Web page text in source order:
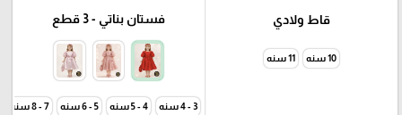
قاط ولادي
10 سنه 11 سنه
فستان بناتي - 3 قطع
3 - 4 سنه 4 - 5 سنه 5 - 6 سنه 7 - 8 سنه